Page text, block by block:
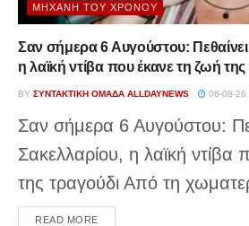
ΜΗΧΑΝΉ ΤΟΥ ΧΡΌΝΟΥ
Σαν σήμερα 6 Αυγούστου:
η λαϊκή ντίβα που έκανε τη ζωή της
BY ΣΥΝΤΑΚΤΙΚΉ ΟΜΆΔΑ ALLDAYNEWS 06-08-26
Σαν σήμερα 6 Αυγούστου:
Σακελλαρίου, η λαϊκή ντίβα
της τραγούδι Από τη
READ MOREDETAILS